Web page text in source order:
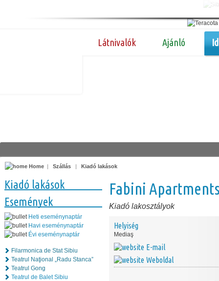
Látnivalók Ajánló
Home | Szállás | Kiadó lakások
Kiadó lakások
Események
Heti eseménynaptár
Havi eseménynaptár
Évi eseménynaptár
Filarmonica de Stat Sibiu
Teatrul Naţional „Radu Stanca”
Teatrul Gong
Teatrul de Balet Sibiu
Fabini
Kiadó lakosztályok
Helyiség
Mediaş
E-mail
Weboldal